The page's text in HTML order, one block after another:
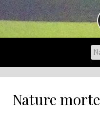
Nature morte